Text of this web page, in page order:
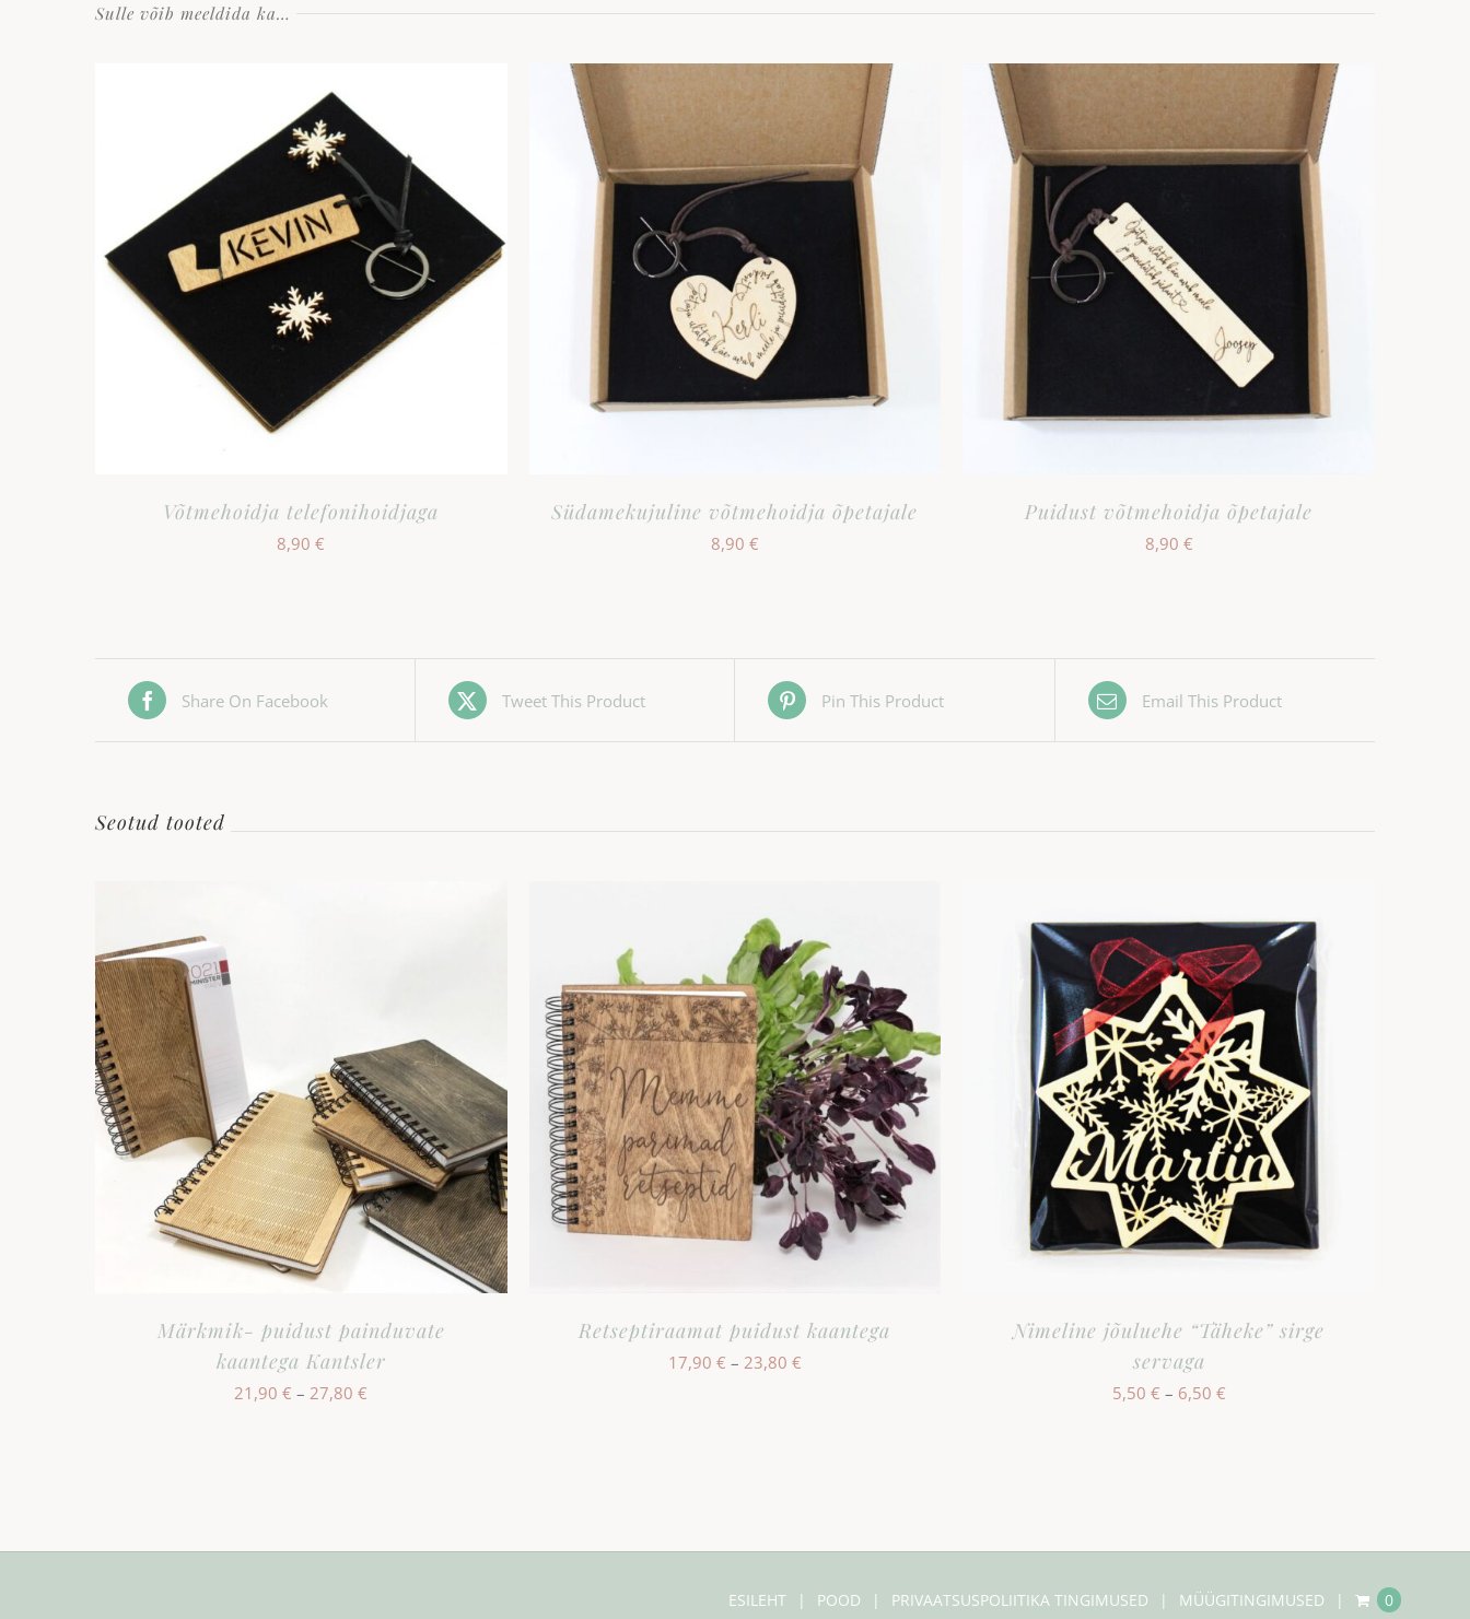
Sulle võib meeldida ka…
Võtmehoidja telefonihoidjaga
8,90€
Südamekujuline võtmehoidja õpetajale
8,90 €
Puidust võtmehoidja õpetajale
8,90 €
Share On Facebook Tweet This Product Pin This Product Email This Product
Seotud tooted
VARIANTI.
VALIKUID
SAAB
TEHA
TOOTELEHEL.
Märkmik- puidust painduvate
kaantega Kantsler
21,90€ – 27,80€
SELLEL
TOOTEL
ON
MITU
VARIANTI.
VALIKUID
TEHA
Retseptiraamat puidust kaantega
17,90 € – 23,80 €Hinnavahemik:
SELLEL
TOOTEL
ON
MITU
VARIANTI.
VALIKUID
SAAB
TEHA
TOOTELEHEL.
Nimeline jõuluehe “Täheke” sirge
servaga
5,50 € – 6,50 €Hinnavahemik:
ESILEHT POOD PRIVAATSUSPOLIITIKA TINGIMUSED MÜÜGITINGIMUSED 0